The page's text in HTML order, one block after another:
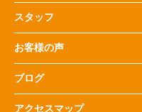
スタッフ
お客様の声
ブログ
アクセスマップ